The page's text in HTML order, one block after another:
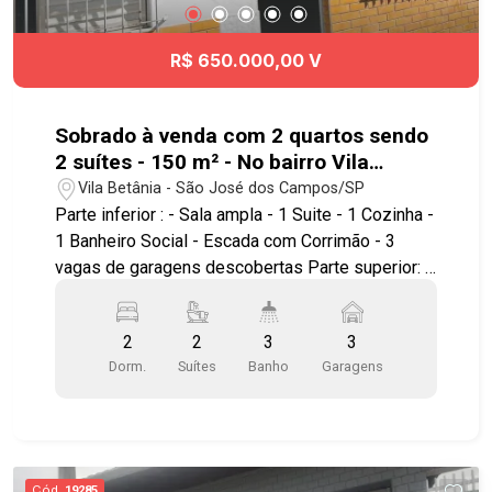
R$ 650.000,00 V
Sobrado à venda com 2 quartos sendo
2 suítes - 150 m² - No bairro Vila
Betânia - SJC
Vila Betânia - São José dos Campos/SP
Parte inferior : - Sala ampla - 1 Suite - 1 Cozinha -
1 Banheiro Social - Escada com Corrimão - 3
vagas de garagens descobertas Parte superior: -
Todos ambientes com piso frio Terraço : - Amplo
e uma área coberta com piso frio Excelente
localização , próximo ao Hospital Antoninho da
Heitor Villa Lobos , Avenida Francisco Jose
2
Dorm.
2
Suítes
3
Banho
3
Garagens